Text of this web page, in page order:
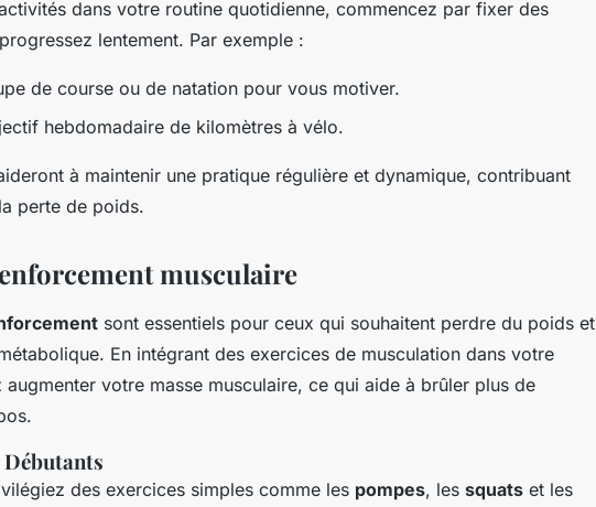
dans votre routine quotidienne, commencez par fixer des
lentement. Par exemple :
de course ou de natation pour vous motiver.
hebdomadaire de kilomètres à vélo.
à maintenir une pratique régulière et dynamique, contribuant
perte de poids.
musculaire
sont essentiels pour ceux qui souhaitent perdre du poids et
En intégrant des exercices de musculation dans votre
votre masse musculaire, ce qui aide à brûler plus de
des exercices simples comme les pompes, les squats et les